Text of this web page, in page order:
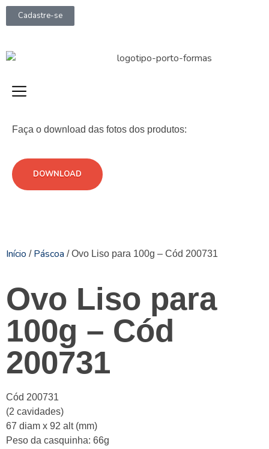
Cadastre-se
Faça o download das fotos dos produtos:
DOWNLOAD
Início / Páscoa / Ovo Liso para 100g – Cód 200731
Ovo Liso para
100g – Cód
200731
Cód 200731
(2 cavidades)
67 diam x 92 alt (mm)
Peso da casquinha: 66g